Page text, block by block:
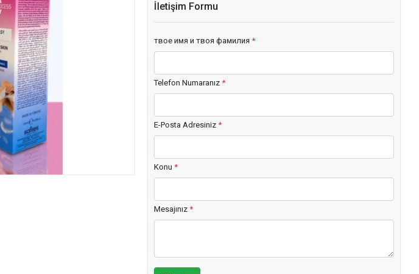
İletişim Formu
твое имя и твоя фамилия*
Telefon Numaranız*
E-Posta Adresiniz*
Konu*
Mesajınız*